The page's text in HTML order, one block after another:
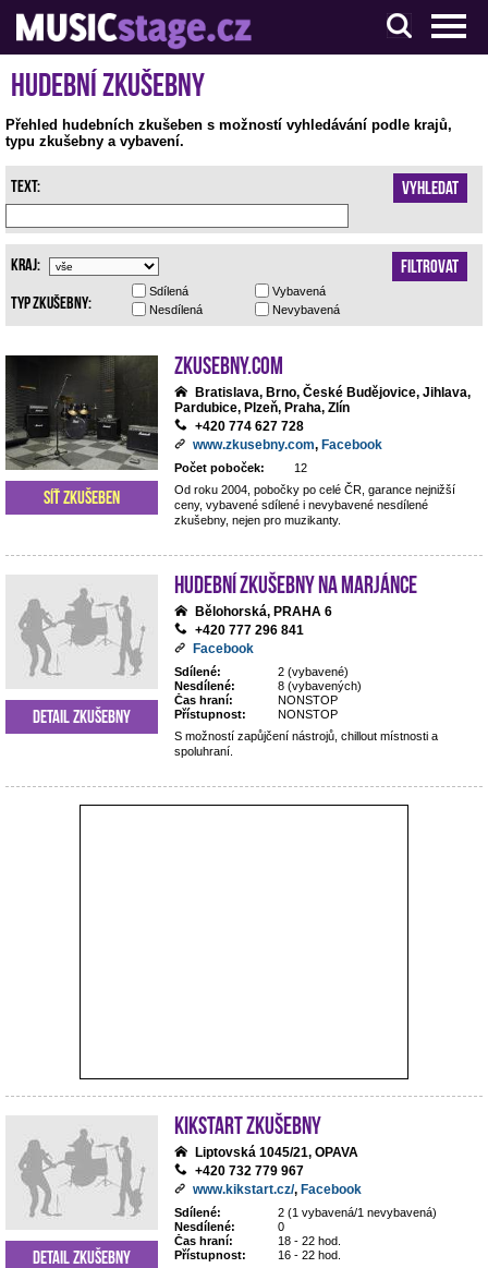
S muzikanty pro muzikanty
Hudební zkušebny
Přehled hudebních zkušeben s možností vyhledávání podle krajů,
typu zkušebny a vybavení.
Vyhledat
Text:
Filtrovat
Kraj:
Vybavená
Nevybavená
Sdílená
Nesdílená
Typ zkušebny:
Zkusebny.com
Bratislava, Brno, České Budějovice, Jihlava,
Pardubice, Plzeň, Praha, Zlín
+420 774 627 728
www.zkusebny.com, Facebook
Počet poboček:
12
Od roku 2004, pobočky po celé ČR, garance nejnižší
ceny, vybavené sdílené i nevybavené nesdílené
zkušebny, nejen pro muzikanty.
Síť zkušeben
Hudební zkušebny Na Marjánce
Bělohorská, PRAHA 6
+420 777 296 841
Facebook
Sdílené:
2 (vybavené)
Nesdílené:
8 (vybavených)
Čas hraní:
NONSTOP
Přístupnost:
NONSTOP
S možností zapůjčení nástrojů, chillout místnosti a
spoluhraní.
Detail zkušebny
Kikstart zkušebny
Liptovská 1045/21, OPAVA
+420 732 779 967
www.kikstart.cz/, Facebook
Sdílené:
2 (1 vybavená/1 nevybavená)
Nesdílené:
0
Čas hraní:
18 - 22 hod.
Přístupnost:
16 - 22 hod.
Detail zkušebny